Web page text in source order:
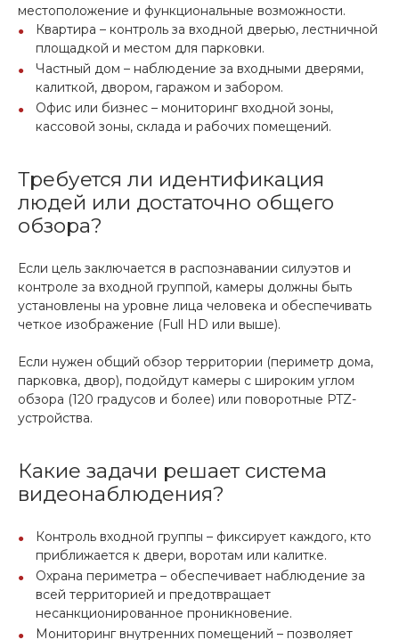
местоположение и функциональные возможности.
Квартира – контроль за входной дверью, лестничной
площадкой и местом для парковки.
Частный дом – наблюдение за входными дверями,
калиткой, двором, гаражом и забором.
Офис или бизнес – мониторинг входной зоны,
кассовой зоны, склада и рабочих помещений.
Требуется ли идентификация
людей или достаточно общего
обзора?
Если цель заключается в распознавании силуэтов и
контроле за входной группой, камеры должны быть
установлены на уровне лица человека и обеспечивать
четкое изображение (Full HD или выше).
Если нужен общий обзор территории (периметр дома,
парковка, двор), подойдут камеры с широким углом
обзора (120 градусов и более) или поворотные PTZ-
устройства.
Какие задачи решает система
видеонаблюдения?
Контроль входной группы – фиксирует каждого, кто
приближается к двери, воротам или калитке.
Охрана периметра – обеспечивает наблюдение за
всей территорией и предотвращает
несанкционированное проникновение.
Мониторинг внутренних помещений – позволяет